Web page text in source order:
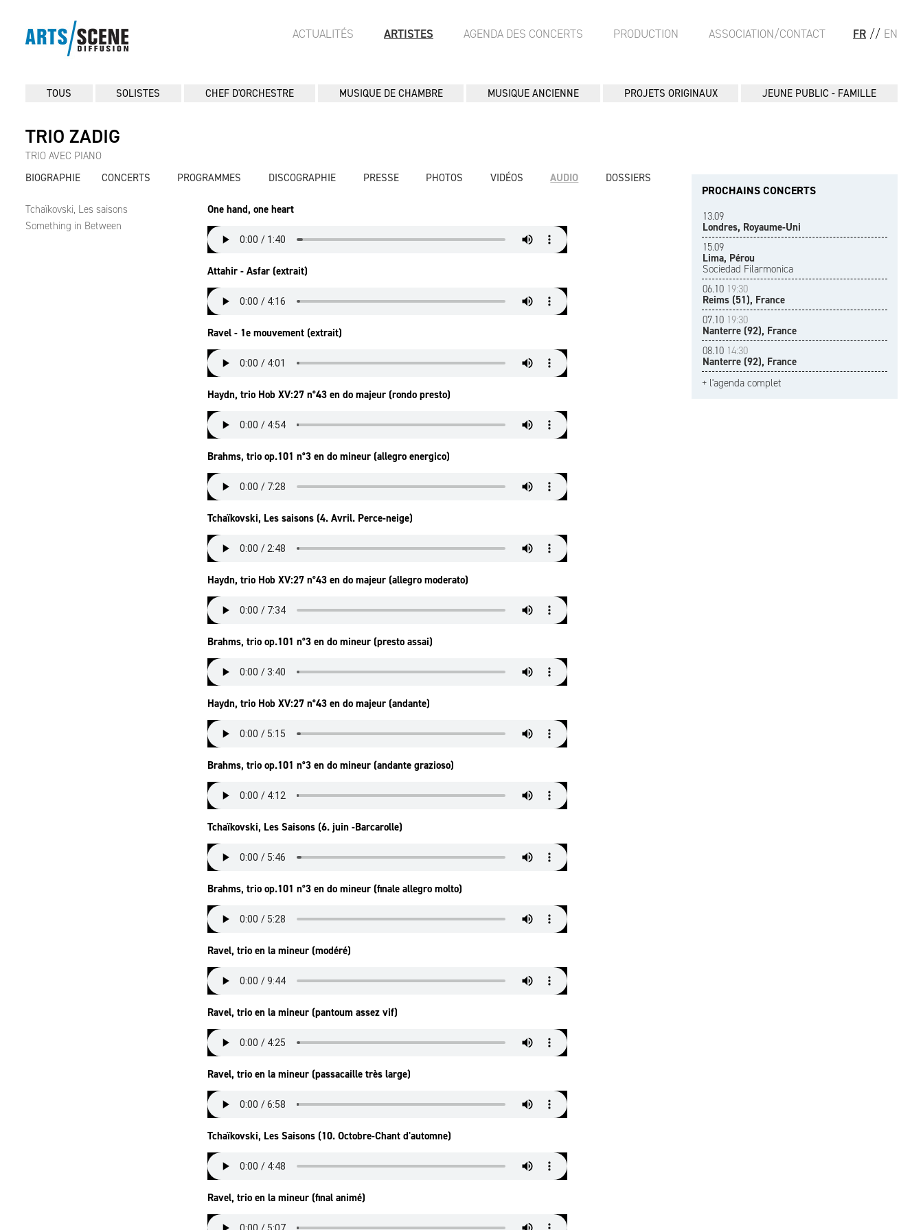
FR // EN
ACTUALITÉS ARTISTES AGENDA DES CONCERTS PRODUCTION ASSOCIATION/CONTACT
TOUS SOLISTES CHEF D'ORCHESTRE MUSIQUE DE CHAMBRE MUSIQUE ANCIENNE PROJETS ORIGINAUX JEUNE PUBLIC - FAMILLE
TRIO ZADIG
TRIO AVEC PIANO
BIOGRAPHIE
CONCERTS PROGRAMMES DISCOGRAPHIE PRESSE PHOTOS VIDÉOS AUDIO DOSSIERS
Tchaïkovski, Les saisons
Something in Between
One hand, one heart
Attahir - Asfar (extrait)
Ravel - 1e mouvement (extrait)
Haydn, trio Hob XV:27 n°43 en do majeur (rondo presto)
Brahms, trio op.101 n°3 en do mineur (allegro energico)
Tchaïkovski, Les saisons (4. Avril. Perce-neige)
Haydn, trio Hob XV:27 n°43 en do majeur (allegro moderato)
Brahms, trio op.101 n°3 en do mineur (presto assai)
Haydn, trio Hob XV:27 n°43 en do majeur (andante)
Brahms, trio op.101 n°3 en do mineur (andante grazioso)
Tchaïkovski, Les Saisons (6. juin -Barcarolle)
Brahms, trio op.101 n°3 en do mineur (finale allegro molto)
Ravel, trio en la mineur (modéré)
Ravel, trio en la mineur (pantoum assez vif)
Ravel, trio en la mineur (passacaille très large)
Tchaïkovski, Les Saisons (10. Octobre-Chant d'automne)
Ravel, trio en la mineur (final animé)
PROCHAINS CONCERTS
13.09
Londres, Royaume-Uni
15.09
Lima, Pérou
Sociedad Filarmonica
06.10 19:30
Reims (51), France
07.10 19:30
Nanterre (92), France
08.10 14:30
Nanterre (92), France
+ l'agenda complet